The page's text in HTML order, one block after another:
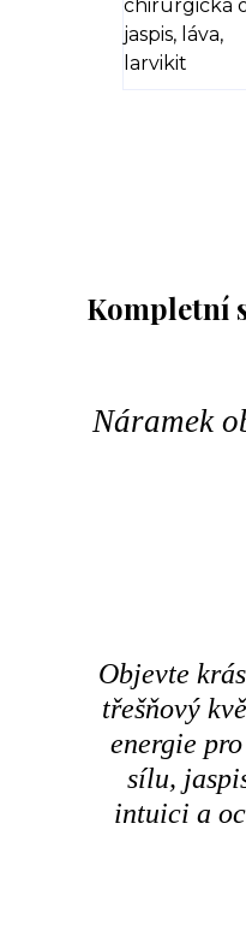
Kompletní
Náramek
Objevte
třešňový
energie
sílu,
intuici a